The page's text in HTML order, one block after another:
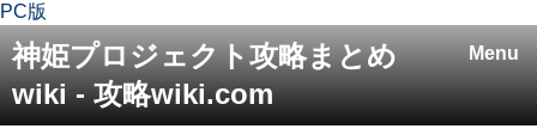
PC版
Menu
神姫プロジェクト攻略まとめ
wiki - 攻略wiki.com